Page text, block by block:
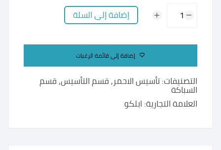
كمية
غراء
110
مم
إضافة إلى السلة
إضافة إلى قائمة الرغبات
التصنيفات:تأسيس الاحمر,قسم التأسيس,قسم
السباكة
العلامة التجارية:ابلكو